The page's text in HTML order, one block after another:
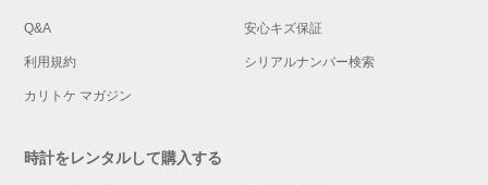
Q&A 安心キズ保証
利用規約 シリアルナンバー検索
カリトケ マガジン
時計をレンタルして購入する